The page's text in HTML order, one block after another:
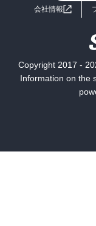
ミステリー
会社情報
Copyright 2017 -
Information on the